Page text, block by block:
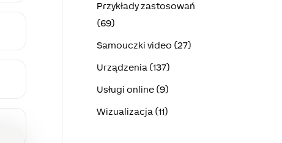
Przykłady zastosowań
(69)
Samouczki video (27)
Urządzenia (137)
Usługi online (9)
Wizualizacja (11)